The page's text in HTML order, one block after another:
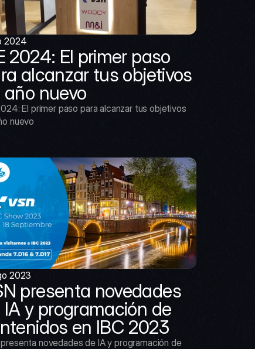
2024
2024: El primer paso
alcanzar tus objetivos
año nuevo
El primer paso para alcanzar tus objetivos
nuevo
2023
presenta novedades
IA y programación de
en IBC 2023
novedades de IA y programación de